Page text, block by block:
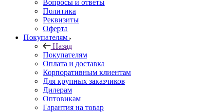
Вопросы и ответы
Политика
Реквизиты
Оферта
Покупателям
Назад
Покупателям
Оплата и доставка
Корпоративным клиентам
Для крупных заказчиков
Дилерам
Оптовикам
Гарантия на товар